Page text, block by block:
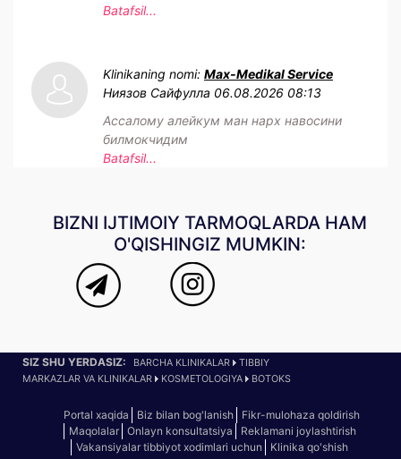
Batafsil...
Klinikaning nomi: Max-Medikal Service
Ниязов Сайфулла 06.08.2026 08:13
Ассалому алейкум ман нарх навосини
билмокчидим
Batafsil...
BIZNI IJTIMOIY TARMOQLARDA HAM
O'QISHINGIZ MUMKIN:
SIZ SHU YERDASIZ: BARCHA KLINIKALAR
TIBBIY
MARKAZLAR VA KLINIKALAR
KOSMETOLOGIYA BOTOKS
Portal xaqida Biz bilan bog'lanish
Fikr-mulohaza qoldirish
Maqolalar
Onlayn konsultatsiya
Reklamani joylashtirish
Vakansiyalar tibbiyot xodimlari uchun
Klinika qo'shish